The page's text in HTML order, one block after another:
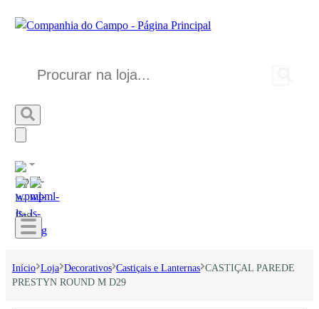
Início Loja Decorativos Castiçais e Lanternas CASTIÇAL PAREDE
PRESTYN ROUND M D29